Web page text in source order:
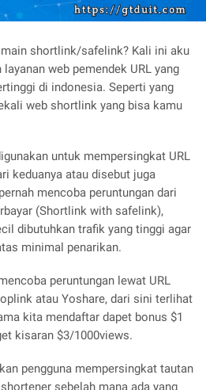
shortlink/safelink? Kali ini aku
web pemendek URL yang
di indonesia. Seperti yang
web shortlink yang bisa kamu
untuk mempersingkat URL
keduanya atau disebut juga
mencoba peruntungan dari
(Shortlink with safelink),
dibutuhkan trafik yang tinggi agar
minimal penarikan.
peruntungan lewat URL
atau Yoshare, dari sini terlihat
kita mendaftar dapet bonus $1
kisaran $3/1000views.
pengguna mempersingkat tautan
sebelah mana ada yang